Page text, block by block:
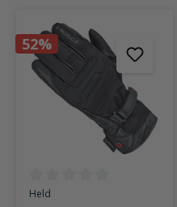
52%
Durchschnittliche
Held